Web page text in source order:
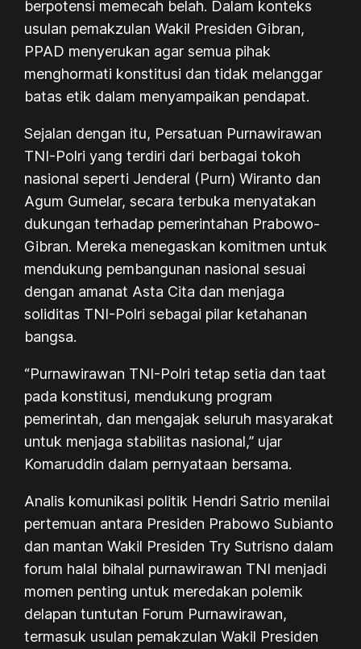
berpotensi memecah belah. Dalam konteks
usulan pemakzulan Wakil Presiden Gibran,
PPAD menyerukan agar semua pihak
menghormati konstitusi dan tidak melanggar
batas etik dalam menyampaikan pendapat.
Sejalan dengan itu, Persatuan Purnawirawan
TNI-Polri yang terdiri dari berbagai tokoh
nasional seperti Jenderal (Purn) Wiranto dan
Agum Gumelar, secara terbuka menyatakan
dukungan terhadap pemerintahan Prabowo-
Gibran. Mereka menegaskan komitmen untuk
mendukung pembangunan nasional sesuai
dengan amanat Asta Cita dan menjaga
soliditas TNI-Polri sebagai pilar ketahanan
bangsa.
“Purnawirawan TNI-Polri tetap setia dan taat
pada konstitusi, mendukung program
pemerintah, dan mengajak seluruh masyarakat
untuk menjaga stabilitas nasional,” ujar
Komaruddin dalam pernyataan bersama.
Analis komunikasi politik Hendri Satrio menilai
pertemuan antara Presiden Prabowo Subianto
dan mantan Wakil Presiden Try Sutrisno dalam
forum halal bihalal purnawirawan TNI menjadi
momen penting untuk meredakan polemik
delapan tuntutan Forum Purnawirawan,
termasuk usulan pemakzulan Wakil Presiden